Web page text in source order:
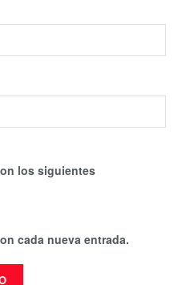
los siguientes
cada nueva entrada.